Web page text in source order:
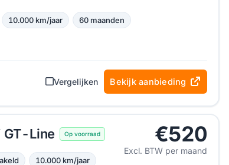
10.000 km/jaar 60 maanden
Vergelijken Bekijk aanbieding
GT-Line Op voorraad €520
Excl. BTW per maand
10.000 km/jaar